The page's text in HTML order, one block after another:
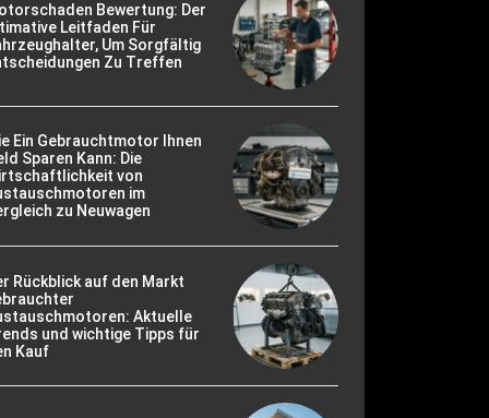
Bewertung: Der
Leitfaden Für
Um Sorgfältig
Zu Treffen
Ein Gebrauchtmotor Ihnen
Sparen Kann: Die
von
im
zu Neuwagen
Rückblick auf den Markt
Aktuelle
und wichtige Tipps für
Kauf